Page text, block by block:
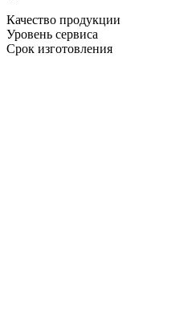
Качество продукции
Уровень сервиса
Срок изготовления